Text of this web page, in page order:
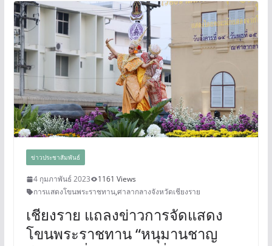
ข่าวประชาสัมพันธ์
4 กุมภาพันธ์ 2023
1161 Views
การแสดงโขนพระราชทาน,ศาลากลางจังหวัดเชียงราย
เชียงราย แถลงข่าวการจัดแสดง
โขนพระราชทาน “หนุมานชาญ